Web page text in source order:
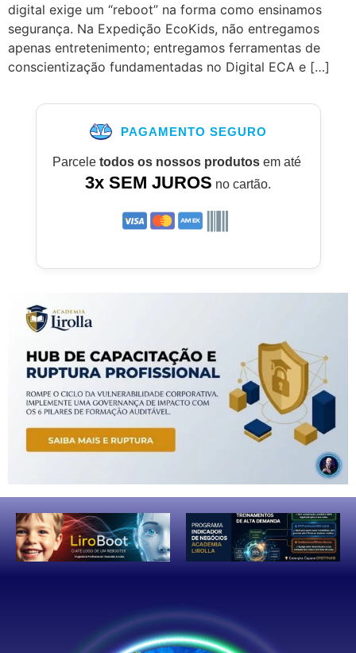
digital exige um “reboot” na forma como ensinamos
segurança. Na Expedição EcoKids, não entregamos
apenas entretenimento; entregamos ferramentas de
conscientização fundamentadas no Digital ECA e […]
PAGAMENTO SEGURO
Parcele todos os nossos produtosem até
3x SEM JUROS no cartão.